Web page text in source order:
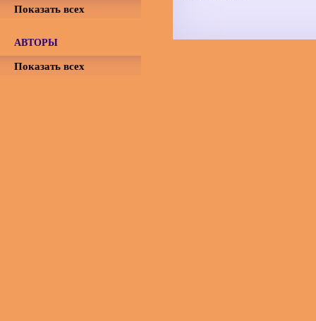
Показать всех
АВТОРЫ
Показать всех